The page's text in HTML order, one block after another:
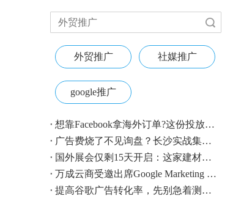
外贸推广 社媒推广
google推广
想靠Facebook拿海外订单?这份投放指南收好
广告费烧了不见询盘？长沙实战集训即将开营，教您SEM投放+GEO流量收割，把预算变成真订单
国外展会仅剩15天开启：这家建材B2B企业如何用$4.1撬动近500条本地经销商线索？
万成云商受邀出席Google Marketing Live 2026，以AI之力领航出海增长新浪潮
提高谷歌广告转化率，先别急着测CTA——把这4个基础动作做对，比什么都管用